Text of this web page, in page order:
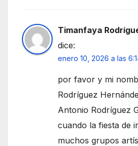
Timanfaya
dice:
enero 10, 2026 a las
por favor y mi
Rodríguez
Antonio Rodríguez
cuando la fiesta de
muchos grupos